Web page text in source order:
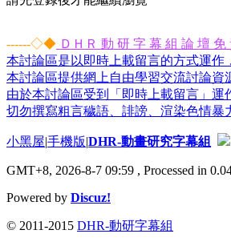
------◇◆ ＤＨＲ 動 研 字 幕 組 論 壇 免
本討論區是以即時上載留言的方式運作
本討論區提供網上自由學習交流討論資
由於本討論區受到「即時上載留言」運
切勿撰寫粗言穢語、誹謗、渲染色情暴
小黑屋|手機版|DHR-動畫研究字幕組
GMT+8, 2026-8-7 09:59 , Processed in
Powered by Discuz!
© 2011-2015 DHR-動研字幕組